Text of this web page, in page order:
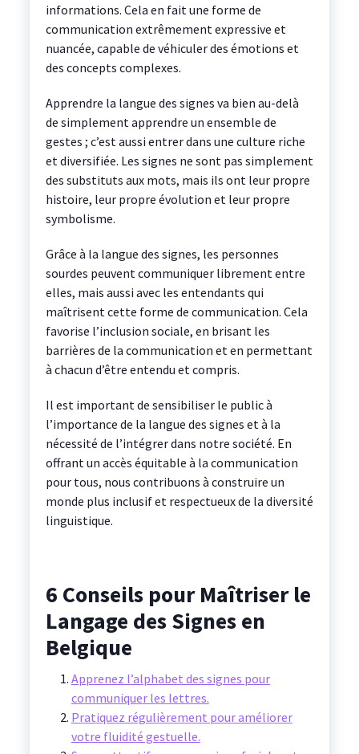
informations. Cela en fait une forme de
communication extrêmement expressive et
nuancée, capable de véhiculer des émotions et
des concepts complexes.
Apprendre la langue des signes va bien au-delà
de simplement apprendre un ensemble de
gestes ; c’est aussi entrer dans une culture riche
et diversifiée. Les signes ne sont pas simplement
des substituts aux mots, mais ils ont leur propre
histoire, leur propre évolution et leur propre
symbolisme.
Grâce à la langue des signes, les personnes
sourdes peuvent communiquer librement entre
elles, mais aussi avec les entendants qui
maîtrisent cette forme de communication. Cela
favorise l’inclusion sociale, en brisant les
barrières de la communication et en permettant
à chacun d’être entendu et compris.
Il est important de sensibiliser le public à
l’importance de la langue des signes et à la
nécessité de l’intégrer dans notre société. En
offrant un accès équitable à la communication
pour tous, nous contribuons à construire un
monde plus inclusif et respectueux de la diversité
linguistique.
6 Conseils pour Maîtriser le
Langage des Signes en
Belgique
Apprenez l’alphabet des signes pour
communiquer les lettres.
Pratiquez régulièrement pour améliorer
votre fluidité gestuelle.